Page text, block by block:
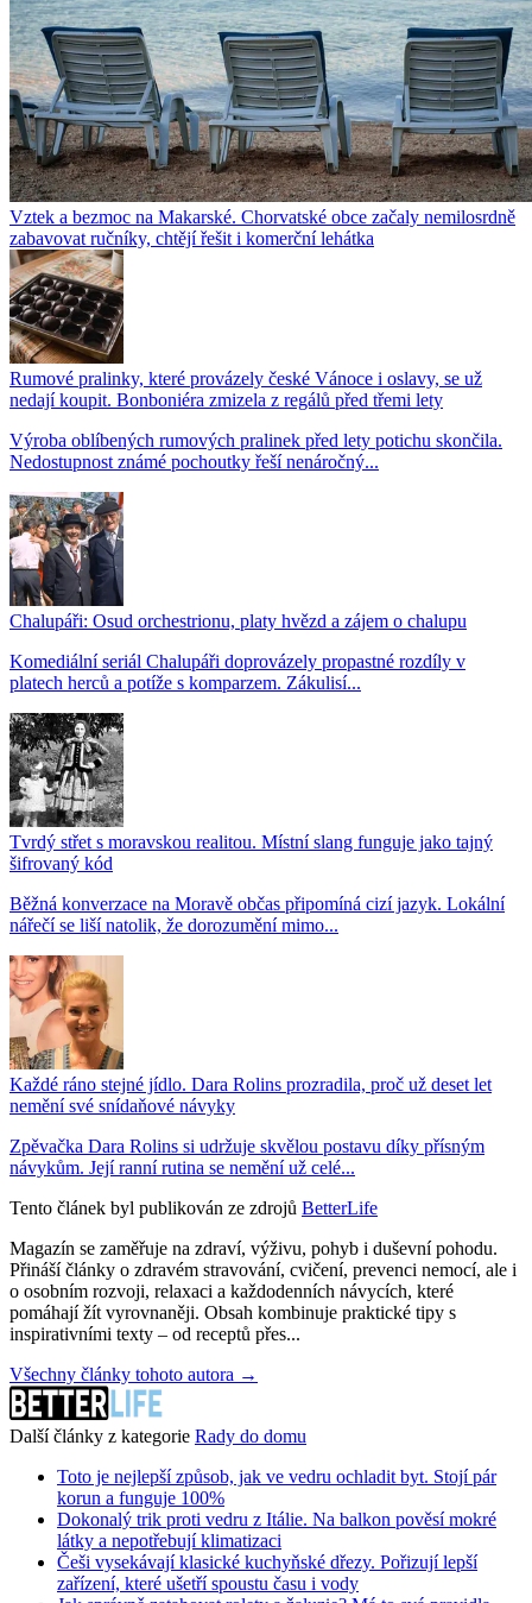
Vztek a bezmoc na Makarské. Chorvatské obce začaly nemilosrdně
zabavovat ručníky, chtějí řešit i komerční lehátka
Rumové pralinky, které provázely české Vánoce i oslavy, se už
nedají koupit. Bonboniéra zmizela z regálů před třemi lety
Výroba oblíbených rumových pralinek před lety potichu skončila.
Nedostupnost známé pochoutky řeší nenáročný...
Chalupáři: Osud orchestrionu, platy hvězd a zájem o chalupu
Komediální seriál Chalupáři doprovázely propastné rozdíly v
platech herců a potíže s komparzem. Zákulisí...
Tvrdý střet s moravskou realitou. Místní slang funguje jako tajný
šifrovaný kód
Běžná konverzace na Moravě občas připomíná cizí jazyk. Lokální
nářečí se liší natolik, že dorozumění mimo...
Každé ráno stejné jídlo. Dara Rolins prozradila, proč už deset let
nemění své snídaňové návyky
Zpěvačka Dara Rolins si udržuje skvělou postavu díky přísným
návykům. Její ranní rutina se nemění už celé...
Tento článek byl publikován ze zdrojů BetterLife
Magazín se zaměřuje na zdraví, výživu, pohyb i duševní pohodu.
Přináší články o zdravém stravování, cvičení, prevenci nemocí, ale i
o osobním rozvoji, relaxaci a každodenních návycích, které
pomáhají žít vyrovnaněji. Obsah kombinuje praktické tipy s
inspirativními texty – od receptů přes...
Všechny články tohoto autora →
Další články z kategorie Rady do domu
Toto je nejlepší způsob, jak ve vedru ochladit byt. Stojí pár
korun a funguje 100%
Dokonalý trik proti vedru z Itálie. Na balkon pověsí mokré
látky a nepotřebují klimatizaci
Češi vysekávají klasické kuchyňské dřezy. Pořizují lepší
zařízení, které ušetří spoustu času i vody